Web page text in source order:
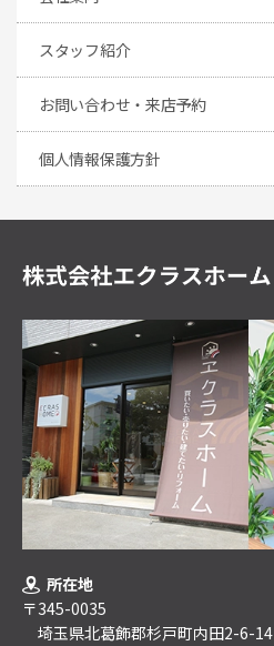
スタッフ紹介
お問い合わせ・来店予約
個人情報保護方針
所在地
〒345-0035
埼玉県北葛飾郡杉戸町内田2-6-14